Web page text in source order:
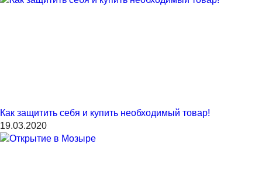
Как защитить себя и купить необходимый товар!
19.03.2020